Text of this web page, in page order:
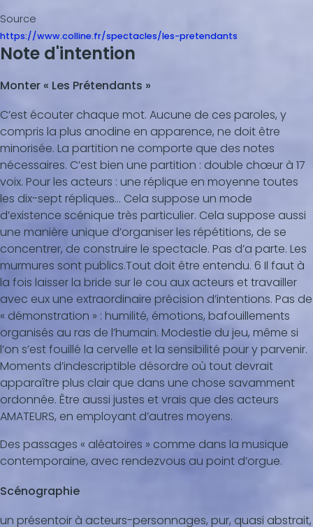
Source
https://www.colline.fr/spectacles/les-pretendants
Note d'intention
Monter « Les Prétendants »
C’est écouter chaque mot. Aucune de ces paroles, y
compris la plus anodine en apparence, ne doit être
minorisée. La partition ne comporte que des notes
nécessaires. C’est bien une partition : double chœur à 17
voix. Pour les acteurs : une réplique en moyenne toutes
les dix-sept répliques… Cela suppose un mode
d’existence scénique très particulier. Cela suppose aussi
une manière unique d’organiser les répétitions, de se
concentrer, de construire le spectacle. Pas d’a parte. Les
murmures sont publics.Tout doit être entendu. 6 Il faut à
la fois laisser la bride sur le cou aux acteurs et travailler
avec eux une extraordinaire précision d’intentions. Pas de
« démonstration » : humilité, émotions, bafouillements
organisés au ras de l’humain. Modestie du jeu, même si
l’on s’est fouillé la cervelle et la sensibilité pour y parvenir.
Moments d’indescriptible désordre où tout devrait
apparaître plus clair que dans une chose savamment
ordonnée. Être aussi justes et vrais que des acteurs
AMATEURS, en employant d’autres moyens.
Des passages « aléatoires » comme dans la musique
contemporaine, avec rendezvous au point d’orgue.
Scénographie
un présentoir à acteurs-personnages, pur, quasi abstrait,